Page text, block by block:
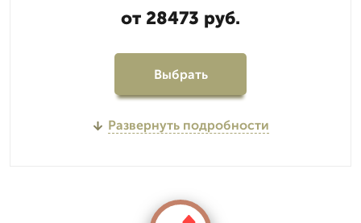
от 28473 руб.
Выбрать
Развернуть подробности